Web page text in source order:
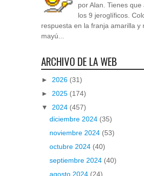
por Alan. Tienes que
los 9 jeroglíficos.
respuesta en la franja amarilla y
mayú...
ARCHIVO DE LA WEB
► 2026 (31)
► 2025 (174)
▼ 2024 (457)
diciembre 2024 (35)
noviembre 2024 (53)
octubre 2024 (40)
septiembre 2024 (40)
agosto 2024 (24)